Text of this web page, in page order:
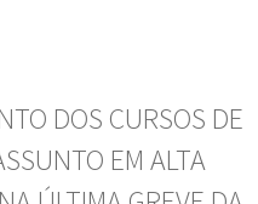
DOS CURSOS DE
EM ALTA